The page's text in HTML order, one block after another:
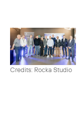
Credits: Rocka Studio